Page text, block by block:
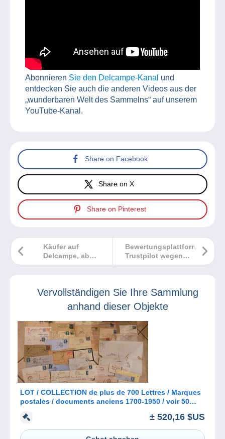
Abonnieren Sie den Delcampe-Kanal und
entdecken Sie auch die anderen Videos aus der
„wunderbaren Welt des Sammelns“ auf unserem
YouTube-Kanal.
Share on Facebook
Share on X
Share on Pinterest
Bewertungsplattform
Trustpilot wegen
unfairer Praktiken
delcampe.net
verurteilt
Käufer auf
Delcampe, ab
heute gilt eine
Vervollständigen Sie Ihre Sammlung
anhand dieser Objekte
LOT / COLLECTION de plus de 700 Lettres / Marques
postales / documents anciens 1700-1950 / voir 50
± 520,16 $US